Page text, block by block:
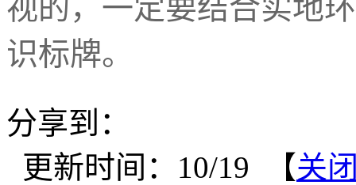
视的，一定要结合实地
识标牌。
分享到：
更新时间：10/19 【关